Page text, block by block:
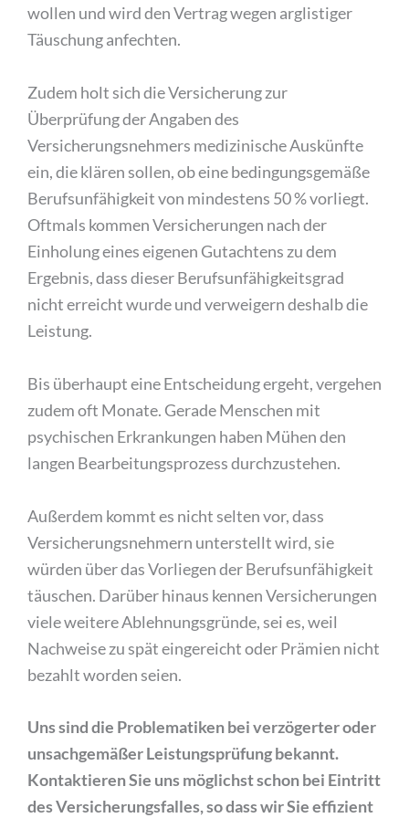
wollen und wird den Vertrag wegen arglistiger
Täuschung anfechten.
Zudem holt sich die Versicherung zur
Überprüfung der Angaben des
Versicherungsnehmers medizinische Auskünfte
ein, die klären sollen, ob eine bedingungsgemäße
Berufsunfähigkeit von mindestens 50 % vorliegt.
Oftmals kommen Versicherungen nach der
Einholung eines eigenen Gutachtens zu dem
Ergebnis, dass dieser Berufsunfähigkeitsgrad
nicht erreicht wurde und verweigern deshalb die
Leistung.
Bis überhaupt eine Entscheidung ergeht, vergehen
zudem oft Monate. Gerade Menschen mit
psychischen Erkrankungen haben Mühen den
langen Bearbeitungsprozess durchzustehen.
Außerdem kommt es nicht selten vor, dass
Versicherungsnehmern unterstellt wird, sie
würden über das Vorliegen der Berufsunfähigkeit
täuschen. Darüber hinaus kennen Versicherungen
viele weitere Ablehnungsgründe, sei es, weil
Nachweise zu spät eingereicht oder Prämien nicht
bezahlt worden seien.
Uns sind die Problematiken bei verzögerter oder
unsachgemäßer Leistungsprüfung bekannt.
Kontaktieren Sie uns möglichst schon bei Eintritt
des Versicherungsfalles, so dass wir Sie effizient